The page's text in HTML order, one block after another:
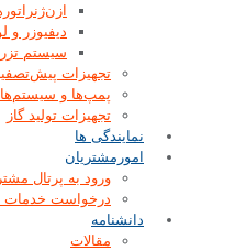
دیفیوزر و
سیستم
تجهیزات
پمپ‌ها و
تجهیزات تولید گاز
نمایندگی ها
امورمشتریان
ورود به پرتال
درخواست خدمات
دانشنامه
مقالات